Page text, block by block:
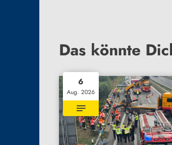
Das könnte
6
Aug. 2026